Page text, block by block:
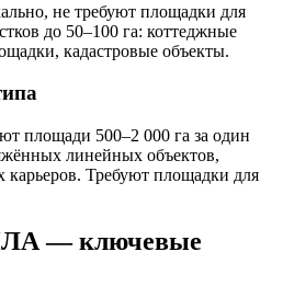
не требуют площадки для
до 50–100 га: коттеджные
кадастровые объекты.
площади 500–2 000 га за один
линейных объектов,
Требуют площадки для
— ключевые